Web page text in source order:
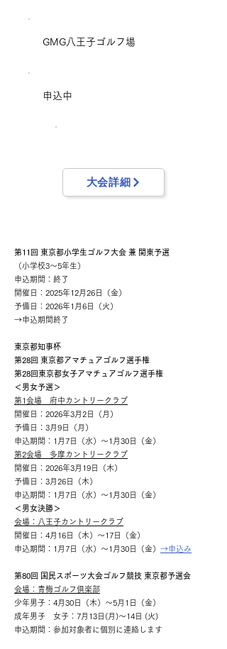
GMG八王子ゴルフ場
申込中
大会詳細
第11回 東京都小学生ゴルフ大会 兼 関東予選
（小学校3～5年生）
申込期間：終了
開催日：2025年12月26日（金）
予備日：2026年1月6日（火）
→申込期間終了
東京都知事杯
第28回 東京都アマチュアゴルフ選手権
​第28回東京都女子アマチュアゴルフ選手権
＜男女予選＞
第1会場 府中カントリークラブ
開催日：2026年3月2日（月）
予備日：3月9日（月）
申込期間：1月7日（水）～1月30日（金）
第2会場 多摩カントリークラブ
開催日：2026年3月19日（木）
予備日：3月26日（木）
申込期間：1月7日（水）～1月30日（金）
＜男女決勝＞
会場：八王子カントリークラブ
開催日：4月16日（木）〜17日（金）
申込期間：1月7日（水）～1月30日（金） →申込み
第80回 国民スポーツ大会ゴルフ競技 東京都予選会
会場：青梅ゴルフ倶楽部
少年男子：4月30日（木）～5月1日（金）
成年男子 女子：7月13日(月)～14日 (火)
申込期間：参加対象者に個別に連絡します